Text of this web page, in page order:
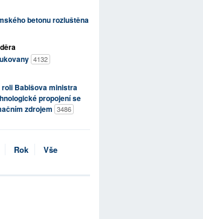
betonu rozluštěna
4132
Babišova ministra
propojení se
zdrojem 3486
Rok Vše